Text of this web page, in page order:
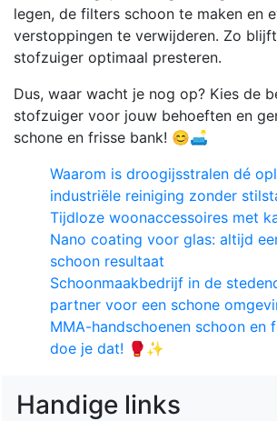
legen, de filters schoon te maken en
verstoppingen te verwijderen. Zo
stofzuiger optimaal presteren.
Dus, waar wacht je nog op? Kies de
stofzuiger voor jouw behoeften en
schone en frisse bank! 😊🛋
Waarom is droogijsstralen dé
industriële reiniging zonder
Tijdloze woonaccessoires met
Nano coating voor glas: altijd
schoon resultaat
Schoonmaakbedrijf in de
partner voor een schone
MMA-handschoenen schoon en
doe je dat! 🥊✨
Handige links